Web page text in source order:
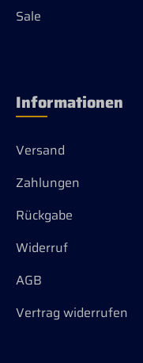
Sale
Informationen
Versand
Zahlungen
Rückgabe
Widerruf
AGB
Vertrag widerrufen